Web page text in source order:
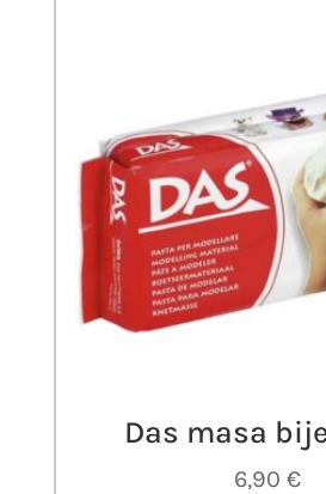
Das masa
6,90 €